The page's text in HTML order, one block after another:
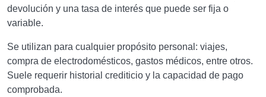
devolución y una tasa de interés que puede ser fija o
variable.
Se utilizan para cualquier propósito personal: viajes,
compra de electrodomésticos, gastos médicos, entre otros.
Suele requerir historial crediticio y la capacidad de pago
comprobada.